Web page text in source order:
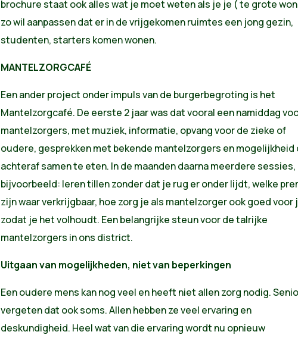
brochure staat ook alles wat je moet weten als je je ( te grote
zo wil aanpassen dat er in de vrijgekomen ruimtes een jong gezin,
studenten, starters komen wonen.
MANTELZORGCAFÉ
Een ander project onder impuls van de burgerbegroting is het
Mantelzorgcafé. De eerste 2 jaar was dat vooral een namiddag
mantelzorgers, met muziek, informatie, opvang voor de zieke of
oudere, gesprekken met bekende mantelzorgers en mogelijkheid
achteraf samen te eten. In de maanden daarna meerdere sessies,
bijvoorbeeld: leren tillen zonder dat je rug er onder lijdt, welke
zijn waar verkrijgbaar, hoe zorg je als mantelzorger ook goed voor
zodat je het volhoudt. Een belangrijke steun voor de talrijke
mantelzorgers in ons district.
Uitgaan van mogelijkheden, niet van beperkingen
Een oudere mens kan nog veel en heeft niet allen zorg nodig.
vergeten dat ook soms. Allen hebben ze veel ervaring en
deskundigheid. Heel wat van die ervaring wordt nu opnieuw